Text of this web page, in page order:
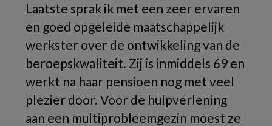
Laatste sprak ik met een zeer ervaren
en goed opgeleide maatschappelijk
werkster over de ontwikkeling van de
beroepskwaliteit. Zij is inmiddels 69 en
werkt na haar pensioen nog met veel
plezier door. Voor de hulpverlening
aan een multiprobleemgezin moest ze